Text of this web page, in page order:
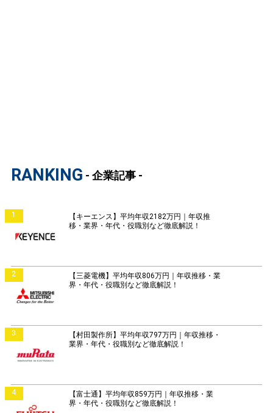
RANKING - 企業記事 -
1
【キーエンス】平均年収2182万円｜年収推
移・業界・年代・役職別など徹底解説！
2
【三菱電機】平均年収806万円｜年収推移・業
界・年代・役職別など徹底解説！
3
【村田製作所】平均年収797万円｜年収推移・
業界・年代・役職別など徹底解説！
4
【富士通】平均年収859万円｜年収推移・業
界・年代・役職別など徹底解説！